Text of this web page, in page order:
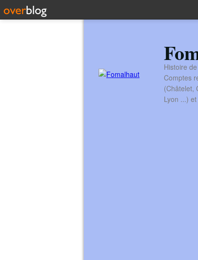
Histoire
Comptes
(Châtelet,
Lyon ...)